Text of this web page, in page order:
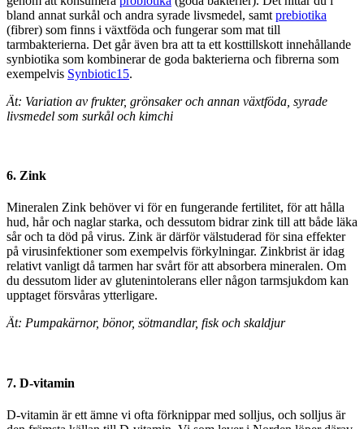
bland annat surkål och andra syrade livsmedel, samt prebiotika
(fibrer) som finns i växtföda och fungerar som mat till
tarmbakterierna. Det går även bra att ta ett kosttillskott innehållande
synbiotika som kombinerar de goda bakterierna och fibrerna som
exempelvis Synbiotic15.
Ät: Variation av frukter, grönsaker och annan växtföda, syrade
livsmedel som surkål och kimchi
6. Zink
Mineralen Zink behöver vi för en fungerande fertilitet, för att hålla
hud, hår och naglar starka, och dessutom bidrar zink till att både läka
sår och ta död på virus. Zink är därför välstuderad för sina effekter
på virusinfektioner som exempelvis förkylningar. Zinkbrist är idag
relativt vanligt då tarmen har svårt för att absorbera mineralen. Om
du dessutom lider av glutenintolerans eller någon tarmsjukdom kan
upptaget försvåras ytterligare.
Ät: Pumpakärnor, bönor, sötmandlar, fisk och skaldjur
7. D-vitamin
D-vitamin är ett ämne vi ofta förknippar med solljus, och solljus är